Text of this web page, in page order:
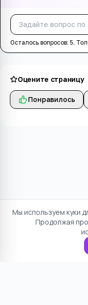
Осталось вопросов: 5.
Оцените страницу
Понравилось
Мы используем куки
Продолжая